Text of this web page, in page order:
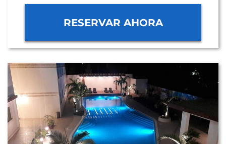
RESERVAR AHORA